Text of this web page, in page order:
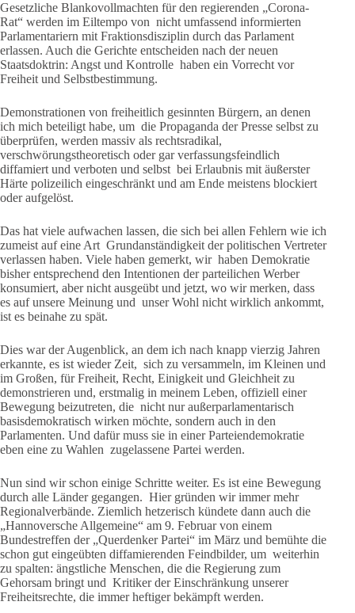
Gesetzliche Blankovollmachten für den regierenden „Corona-
Rat“ werden im Eiltempo von nicht umfassend informierten
Parlamentariern mit Fraktionsdisziplin durch das Parlament
erlassen. Auch die Gerichte entscheiden nach der neuen
Staatsdoktrin: Angst und Kontrolle haben ein Vorrecht vor
Freiheit und Selbstbestimmung.
Demonstrationen von freiheitlich gesinnten Bürgern, an denen
ich mich beteiligt habe, um die Propaganda der Presse selbst zu
überprüfen, werden massiv als rechtsradikal,
verschwörungstheoretisch oder gar verfassungsfeindlich
diffamiert und verboten und selbst bei Erlaubnis mit äußerster
Härte polizeilich eingeschränkt und am Ende meistens blockiert
oder aufgelöst.
Das hat viele aufwachen lassen, die sich bei allen Fehlern wie ich
zumeist auf eine Art Grundanständigkeit der politischen Vertreter
verlassen haben. Viele haben gemerkt, wir haben Demokratie
bisher entsprechend den Intentionen der parteilichen Werber
konsumiert, aber nicht ausgeübt und jetzt, wo wir merken, dass
es auf unsere Meinung und unser Wohl nicht wirklich ankommt,
ist es beinahe zu spät.
Dies war der Augenblick, an dem ich nach knapp vierzig Jahren
erkannte, es ist wieder Zeit, sich zu versammeln, im Kleinen und
im Großen, für Freiheit, Recht, Einigkeit und Gleichheit zu
demonstrieren und, erstmalig in meinem Leben, offiziell einer
Bewegung beizutreten, die nicht nur außerparlamentarisch
basisdemokratisch wirken möchte, sondern auch in den
Parlamenten. Und dafür muss sie in einer Parteiendemokratie
eben eine zu Wahlen zugelassene Partei werden.
Nun sind wir schon einige Schritte weiter. Es ist eine Bewegung
durch alle Länder gegangen. Hier gründen wir immer mehr
Regionalverbände. Ziemlich hetzerisch kündete dann auch die
„Hannoversche Allgemeine“ am 9. Februar von einem
Bundestreffen der „Querdenker Partei“ im März und bemühte die
schon gut eingeübten diffamierenden Feindbilder, um weiterhin
zu spalten: ängstliche Menschen, die die Regierung zum
Gehorsam bringt und Kritiker der Einschränkung unserer
Freiheitsrechte, die immer heftiger bekämpft werden.